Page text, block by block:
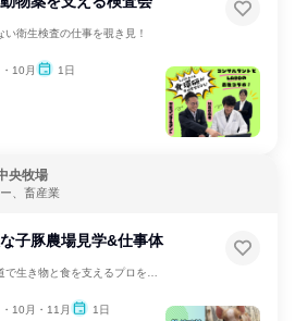
衛生検査の仕事を覗き見！
10月 1日
央牧場
、畜産業
子豚農場見学&仕事体
10月・11月 1日